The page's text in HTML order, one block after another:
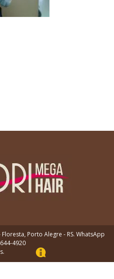
Porto Alegre - RS. WhatsApp
4920